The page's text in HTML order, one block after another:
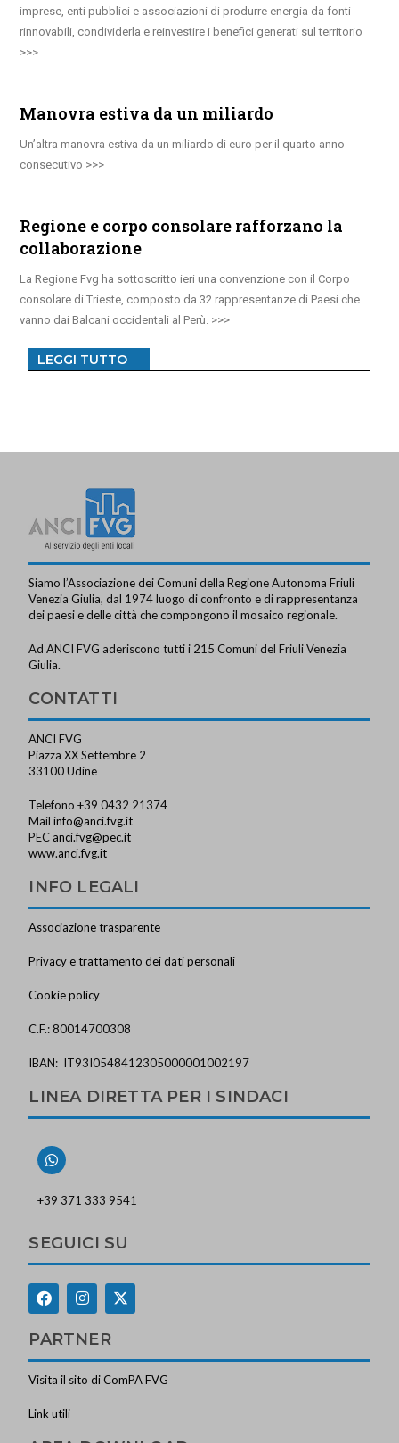
imprese, enti pubblici e associazioni di produrre energia da fonti
rinnovabili, condividerla e reinvestire i benefici generati sul territorio
Manovra estiva da un miliardo
Un’altra manovra estiva da un miliardo di euro per il quarto anno
consecutivo
Regione e corpo consolare rafforzano la
collaborazione
La Regione Fvg ha sottoscritto ieri una convenzione con il Corpo
consolare di Trieste, composto da 32 rappresentanze di Paesi che
vanno dai Balcani occidentali al Perù.
LEGGI TUTTO
Siamo l’Associazione dei Comuni della Regione Autonoma Friuli
Venezia Giulia, dal 1974 luogo di confronto e di rappresentanza
dei paesi e delle città che compongono il mosaico regionale.
Ad ANCI FVG aderiscono tutti i 215 Comuni del Friuli Venezia
Giulia.
CONTATTI
ANCI FVG
Piazza XX Settembre 2
33100 Udine
Telefono +39 0432 21374
Mailinfo@anci.fvg.it
PEC anci.fvg@pec.it
www.anci.fvg.it
INFO LEGALI
Associazione trasparente
Privacy e trattamento dei dati personali
Cookie policy
C.F.: 80014700308
IBAN: IT93I0548412305000001002197
LINEA DIRETTA PER I SINDACI
+39 371 333 9541
SEGUICI SU
PARTNER
Visita il sito di ComPA FVG
Link utili